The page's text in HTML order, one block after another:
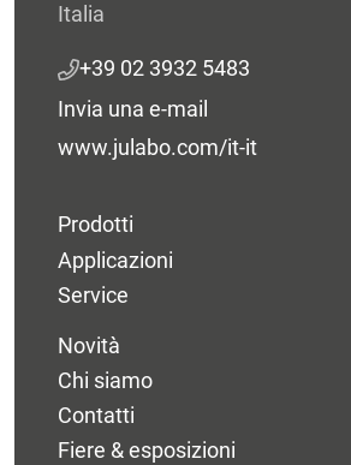
Italia
+39 02 3932 5483
Invia una e-mail
www.julabo.com/it-it
Prodotti
Applicazioni
Service
Novità
Chi siamo
Contatti
Fiere & esposizioni